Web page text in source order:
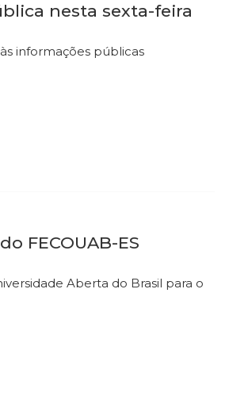
nesta sexta-feira
informações públicas
FECOUAB-ES
Aberta do Brasil para o